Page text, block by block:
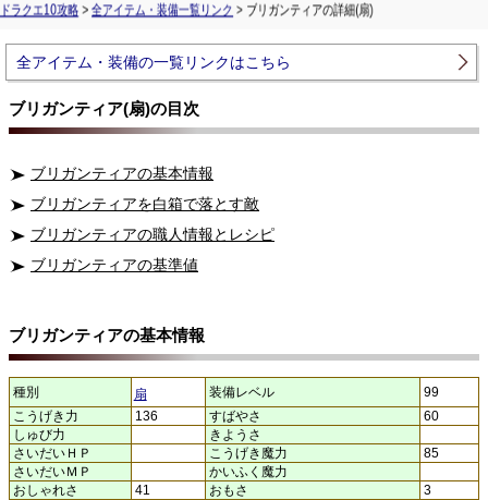
ドラクエ10攻略 > 全アイテム・装備一覧リンク > ブリガンティアの詳細(扇)
全アイテム・装備の一覧リンクはこちら
ブリガンティア(扇)の目次
ブリガンティアの基本情報
ブリガンティアを白箱で落とす敵
ブリガンティアの職人情報とレシピ
ブリガンティアの基準値
ブリガンティアの基本情報
種別 扇 装備レベル
99
こうげき力
136 すばやさ
60
しゅび力
きようさ
さいだいＨＰ
こうげき魔力
85
さいだいＭＰ
かいふく魔力
おしゃれさ
41 おもさ
3